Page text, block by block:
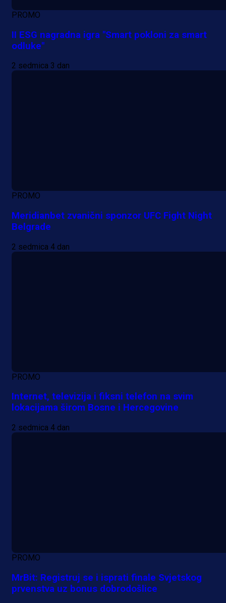
PROMO
II ESG nagradna igra "Smart pokloni za smart
odluke"
2 sedmica 3 dan
PROMO
Meridianbet zvanični sponzor UFC Fight Night
Belgrade
2 sedmica 4 dan
PROMO
Internet, televizija i fiksni telefon na svim
lokacijama širom Bosne i Hercegovine
2 sedmica 4 dan
PROMO
MrBit: Registruj se i isprati finale Svjetskog
prvenstva uz bonus dobrodošlice